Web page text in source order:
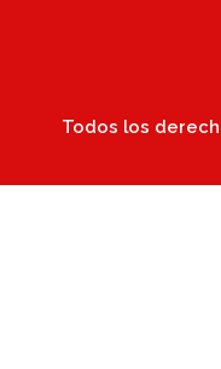
Todos los